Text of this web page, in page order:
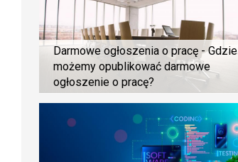
Darmowe ogłoszenia o pracę - Gdzie
możemy opublikować darmowe
ogłoszenie o pracę?